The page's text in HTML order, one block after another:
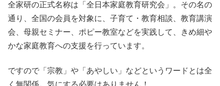
全家研の正式名称は「全日本家庭教育研究会」。その名の
通り、全国の会員を対象に、子育て・教育相談、教育講演
会、母親セミナー、ポピー教室などを実践して、きめ細や
かな家庭教育への支援を行っています。
ですので「宗教」や「あやしい」などというワードとは全
く無関係。気にする必要はありません！